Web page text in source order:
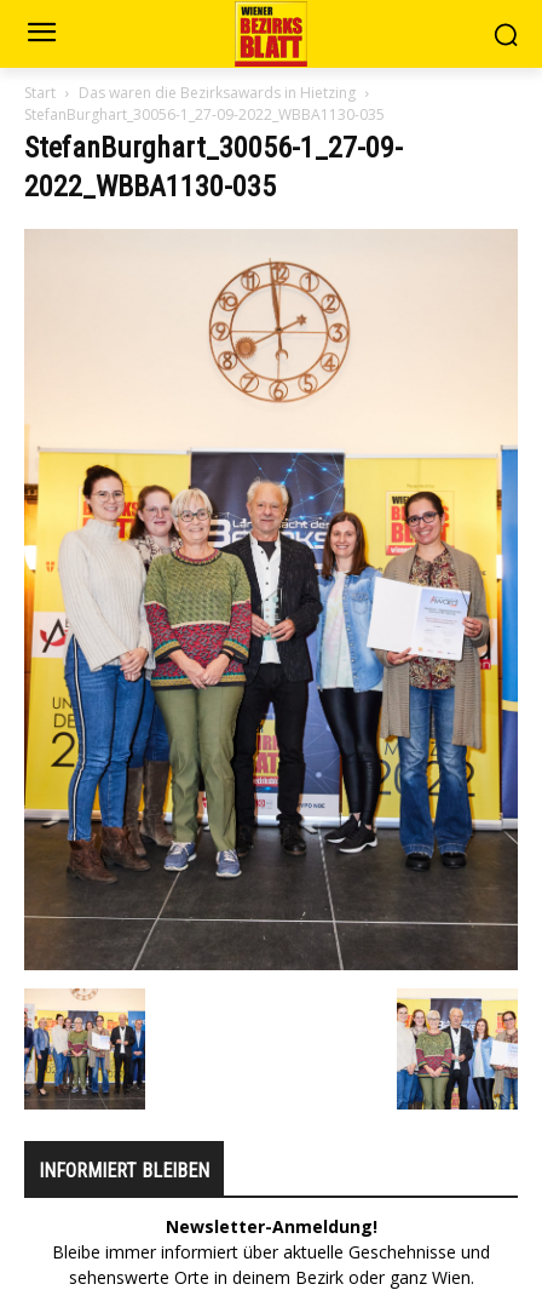
Start
Das waren die Bezirksawards in Hietzing
StefanBurghart_30056-1_27-09-2022_WBBA1130-035
StefanBurghart_30056-1_27-09-
2022_WBBA1130-035
INFORMIERT BLEIBEN
Newsletter-Anmeldung!
Bleibe immer informiert über aktuelle Geschehnisse und
sehenswerte Orte in deinem Bezirk oder ganz Wien.